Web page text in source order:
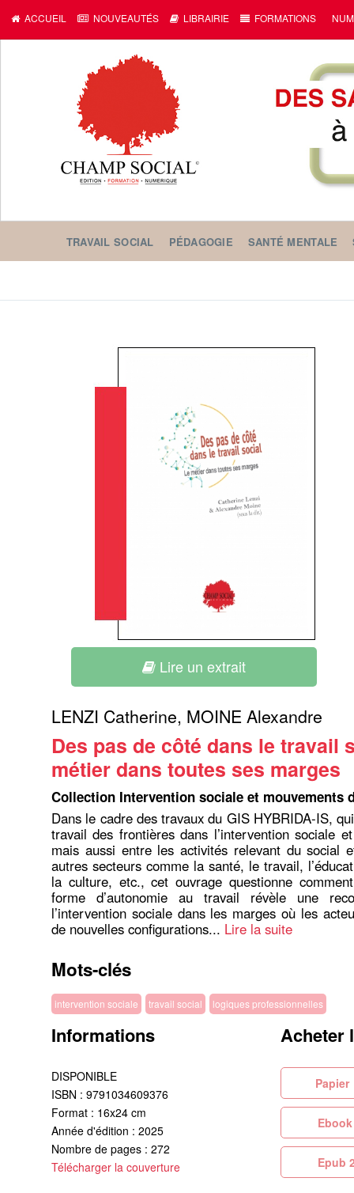
ACCUEIL NOUVEAUTÉS LIBRAIRIE FORMATIONS
TRAVAIL SOCIAL PÉDAGOGIE SANTÉ MENTALE
Lire un extrait
LENZI Catherine, MOINE Alexandre
Des pas de côté dans le travail
métier dans toutes ses marges
Collection Intervention sociale et mouvements
Dans le cadre des travaux du GIS HYBRIDA-IS,
travail des frontières dans l’intervention sociale
mais aussi entre les activités relevant du social
autres secteurs comme la santé, le travail,
la culture, etc., cet ouvrage questionne
forme d’autonomie au travail révèle une
l’intervention sociale dans les marges où les
de nouvelles configurations... Lire la suite
Mots-clés
intervention sociale travail social logiques professionnelles
Informations
DISPONIBLE
ISBN : 9791034609376
Format : 16x24 cm
Année d'édition : 2025
Nombre de pages : 272
Télécharger la couverture
Acheter